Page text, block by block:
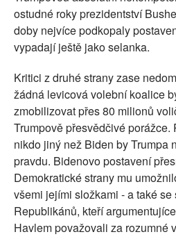
ostudné roky prezidentství
doby nejvíce podkopaly
vypadají ještě jako selanka.
Kritici z druhé strany zase
žádná levicová volební koalice
zmobilizovat přes 80 milionů
Trumpově přesvědčivé porážce.
nikdo jiný než Biden by Trumpa
pravdu. Bidenovo postavení
Demokratické strany mu
všemi jejími složkami - a také
Republikánů, kteří
Havlem považovali za rozumné